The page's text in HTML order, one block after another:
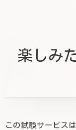
楽しみ
この試験サービス